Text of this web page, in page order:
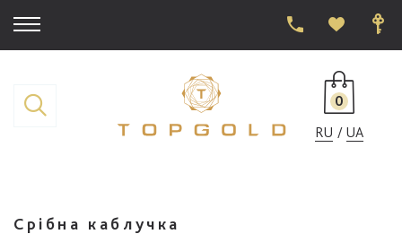
0
RU
UA
Срібна каблучка